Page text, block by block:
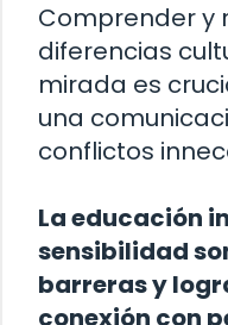
Comprender y
diferencias
mirada es
una
conflictos
La educación
sensibilidad
barreras y
conexión con